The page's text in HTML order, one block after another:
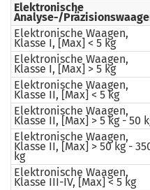
Elektronische
Analyse-/
Elektronische Waagen,
Klasse I, [Max] < 5 kg
Elektronische Waagen,
Klasse I, [Max] > 5 kg
Elektronische Waagen,
Klasse II, [Max] < 5 kg
Elektronische Waagen,
Klasse II, [Max] > 5 kg - 50
Elektronische Waagen,
Klasse II, [Max] > 50 kg -
kg
Elektronische Waagen,
Klasse III-IV, [Max] < 5 kg